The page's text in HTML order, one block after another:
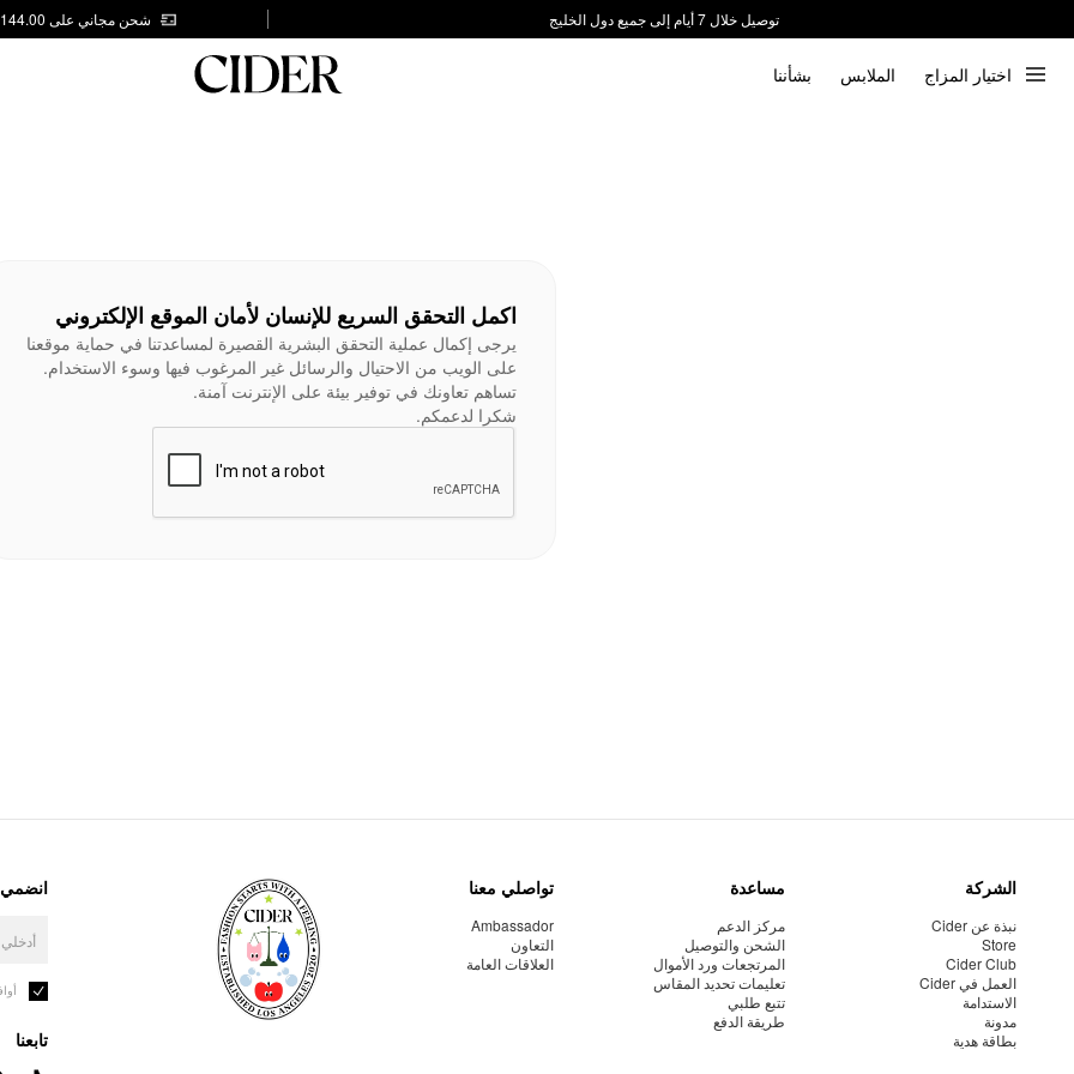
توصيل خلال 7 أيام إلى جميع دول الخليج
شحن مجاني على AED 144.00
اختيار المزاج الملابس بشأننا
اكمل التحقق السريع للإنسان لأمان الموقع الإلكتروني
يرجى إكمال عملية التحقق البشرية القصيرة لمساعدتنا في حماية موقعنا
على الويب من الاحتيال والرسائل غير المرغوب فيها وسوء الاستخدام.
تساهم تعاونك في توفير بيئة على الإنترنت آمنة.
شكرا لدعمكم.
الشركة
نبذة عن Cider
Store
Cider Club
العمل في Cider
الاستدامة
مدونة
بطاقة هدية
مساعدة
مركز الدعم
الشحن والتوصيل
المرتجعات ورد الأموال
تعليمات تحديد المقاس
تتبع طلبي
طريقة الدفع
تواصلي معنا
Ambassador
التعاون
العلاقات العامة
انضمي
تابعنا